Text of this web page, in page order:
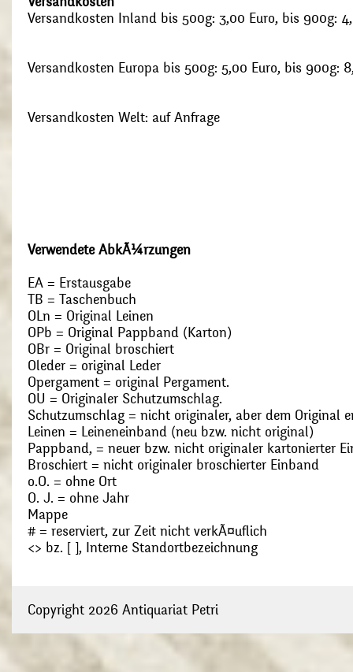
Versandkosten Inland bis 500g: 3,00 Euro, bis 900g:
Versandkosten Europa bis 500g: 5,00 Euro, bis 900g:
Versandkosten Welt: auf Anfrage
Verwendete AbkÃ¼rzungen
EA = Erstausgabe
TB = Taschenbuch
OLn = Original Leinen
OPb = Original Pappband (Karton)
OBr = Original broschiert
Oleder = original Leder
Opergament = original Pergament.
OU = Originaler Schutzumschlag.
Schutzumschlag = nicht originaler, aber dem Original
Leinen = Leineneinband (neu bzw. nicht original)
Pappband, = neuer bzw. nicht originaler kartonierter
Broschiert = nicht originaler broschierter Einband
o.O. = ohne Ort
O. J. = ohne Jahr
Mappe
# = reserviert, zur Zeit nicht verkÃ¤uflich
<> bz. [ ], Interne Standortbezeichnung
Copyright 2026 Antiquariat Petri